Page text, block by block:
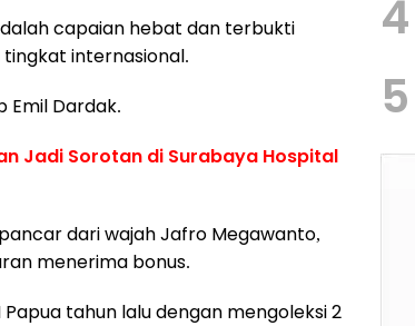
capaian hebat dan terbukti
internasional.
Emil Dardak.
Jadi Sorotan di Surabaya Hospital
dari wajah Jafro Megawanto,
menerima bonus.
tahun lalu dengan mengoleksi 2
4
5